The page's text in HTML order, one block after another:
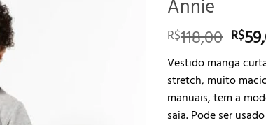
Annie
R$118,00 O
preço
era:
R$
Vestido manga
stretch, muito
manuais, tem a
saia. Pode ser